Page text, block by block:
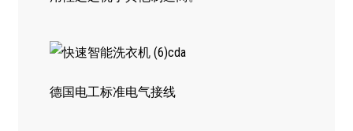
德国电工标准电气接线